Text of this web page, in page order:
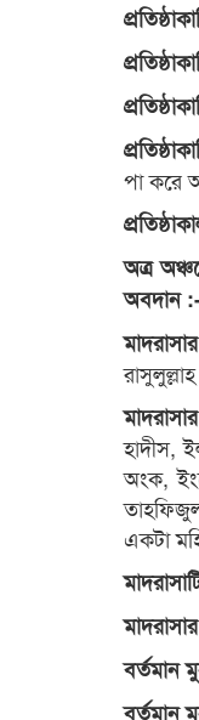
পা করে
অত্র
অবদান
হাদীস,
অংক,
একটা
বর্তমান
বর্তমান